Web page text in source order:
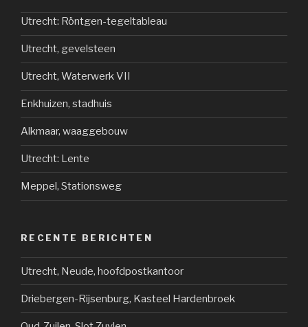
Utrecht: Röntgen-tegeltableau
Utrecht, gevelsteen
Utrecht, Waterwerk VII
Enkhuizen, stadhuis
Alkmaar, waaggebouw
Utrecht: Lente
Meppel, Stationsweg
RECENTE BERICHTEN
Utrecht, Neude, hoofdpostkantoor
Driebergen-Rijsenburg, Kasteel Hardenbroek